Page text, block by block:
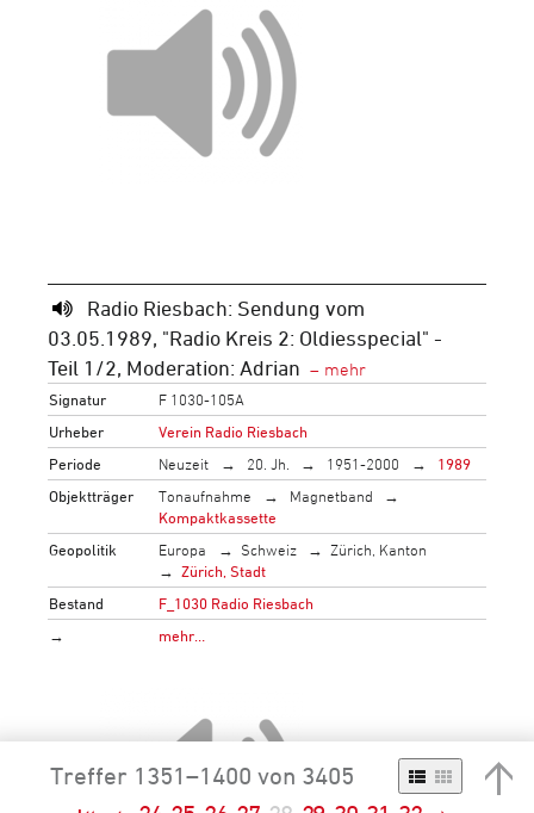
Radio Riesbach: Sendung vom
03.05.1989, "Radio Kreis 2: Oldiesspecial" -
Teil 1/2, Moderation: Adrian
Signatur
F 1030-105A
Urheber
Verein Radio Riesbach
Periode
Neuzeit 20. Jh. 1951-2000
1989
Objektträger
Tonaufnahme
Magnetband
Kompaktkassette
Geopolitik
Europa Schweiz
Zürich, Kanton
Zürich, Stadt
Bestand
F_1030 Radio Riesbach
→
mehr…
Treffer 1351–1400 von 3405